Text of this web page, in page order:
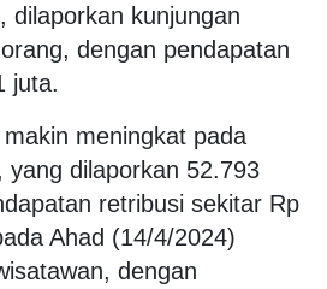
dilaporkan kunjungan
dengan pendapatan
juta.
meningkat pada
yang dilaporkan 52.793
retribusi sekitar Rp
Ahad (14/4/2024)
dengan